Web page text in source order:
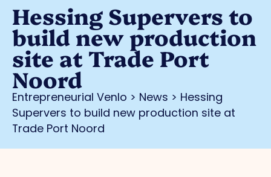
Hessing Supervers to
build new production
site at Trade Port
Noord
Entrepreneurial Venlo > News > Hessing
Supervers to build new production site at
Trade Port Noord